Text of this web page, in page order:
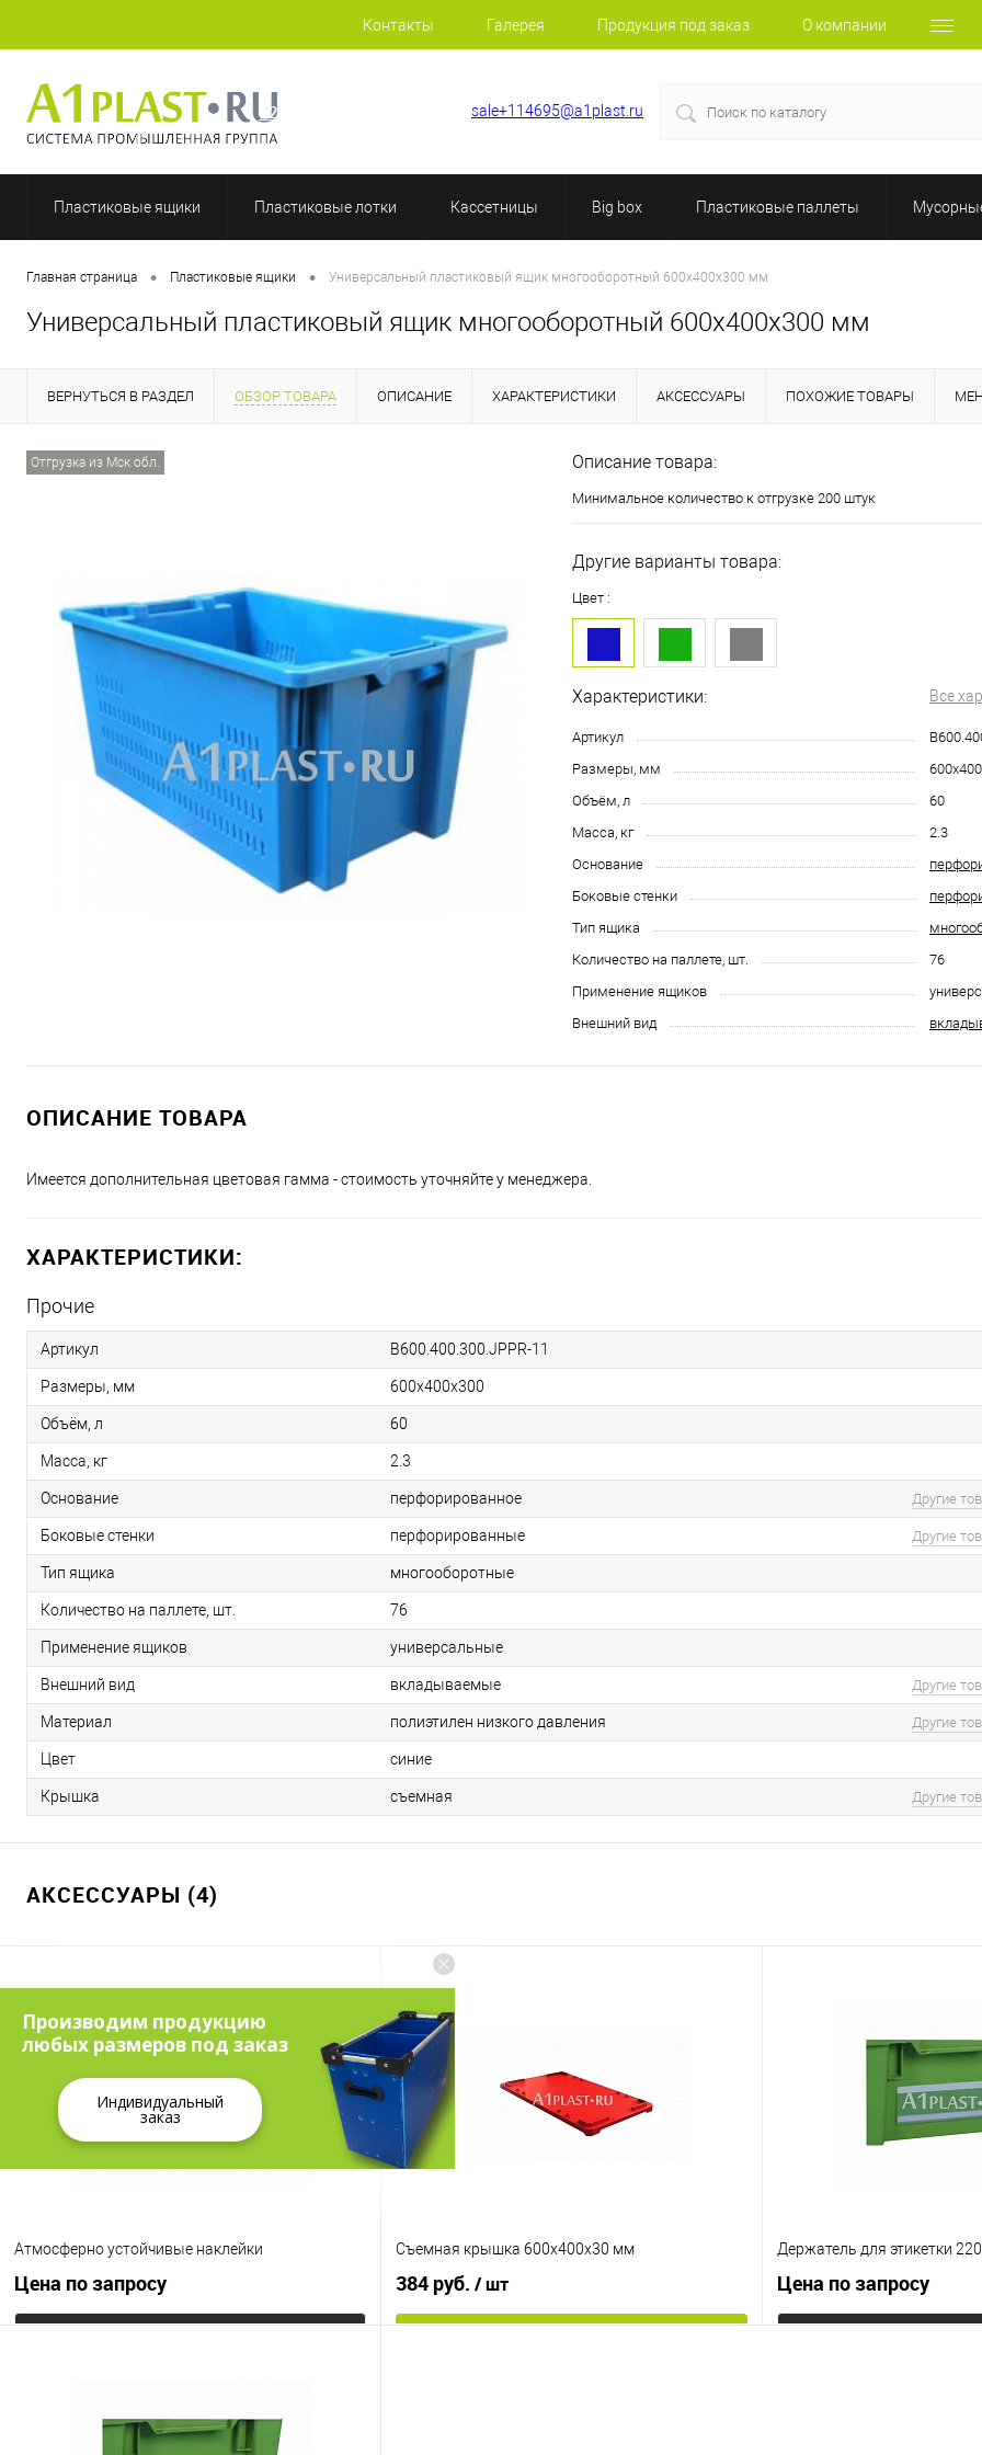
Контакты Галерея Продукция под заказ О компании
+7 (812) 507-69-52 sale+114695@a1plast.ru
Пластиковые ящики Пластиковые лотки Кассетницы Big box Пластиковые паллеты
Главная страница • Пластиковые ящики • Универсальный пластиковый ящик многооборотный 600х400х300 мм
Универсальный пластиковый ящик многооборотный 600х400х300 мм
ВЕРНУТЬСЯ В РАЗДЕЛ ОБЗОР ТОВАРА ОПИСАНИЕ ХАРАКТЕРИСТИКИ АКСЕССУАРЫ ПОХОЖИЕ ТОВАРЫ
Отгрузка из Мск обл. Описание товара:
Минимальное количество к отгрузке 200 штук
Другие варианты товара:
Цвет :
Характеристики: Все
Артикул
Размеры, мм
Объём, л
60
Масса, кг
2.3
Основание
Боковые стенки
Тип ящика
Количество на паллете, шт.
76
Применение ящиков
Внешний вид
ОПИСАНИЕ ТОВАРА
Имеется дополнительная цветовая гамма - стоимость уточняйте у менеджера.
ХАРАКТЕРИСТИКИ:
Прочие
Артикул B600.400.300.JPPR-11
Размеры, мм 600х400х300
Объём, л 60
Масса, кг 2.3
Основание перфорированное Другие
Боковые стенки перфорированные Другие
Тип ящика многооборотные
Количество на паллете, шт. 76
Применение ящиков универсальные
Внешний вид вкладываемые Другие
Материал полиэтилен низкого давления Другие
Цвет синие
Крышка съемная Другие
АКСЕССУАРЫ (4)
Атмосферно устойчивые наклейки
Цена по запросу
Под заказ
Съемная крышка 600х400х30 мм
384 руб. / шт
Держатель для этикетки
Цена по запросу
Производим продукцию
любых размеров под заказ
Индивидуальный
заказ